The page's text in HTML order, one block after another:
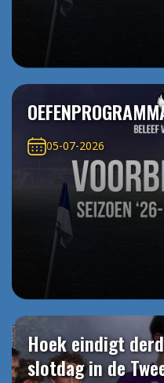
05-07-2026
Hoek eindigt
slotdag in de